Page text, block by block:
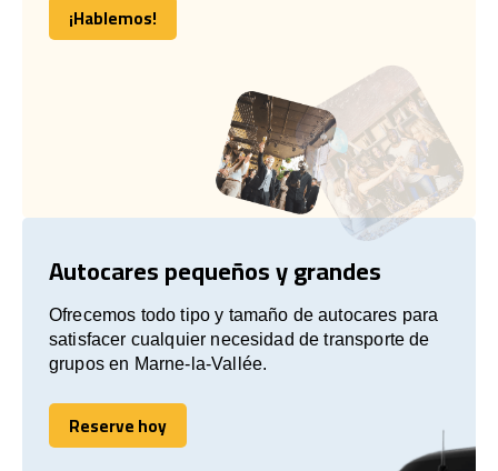
¡Hablemos!
¡Hablemos!
Autocares pequeños y grandes
Ofrecemos todo tipo y tamaño de autocares para
satisfacer cualquier necesidad de transporte de
grupos en Marne-la-Vallée.
Reserve hoy
Reserve hoy